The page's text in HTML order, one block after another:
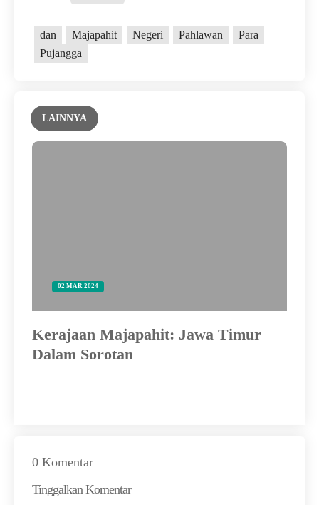
dan Majapahit Negeri Pahlawan
Para
Pujangga
LAINNYA
02 MAR 2024
Kerajaan Majapahit: Jawa Timur
Dalam Sorotan
0 Komentar
Tinggalkan Komentar